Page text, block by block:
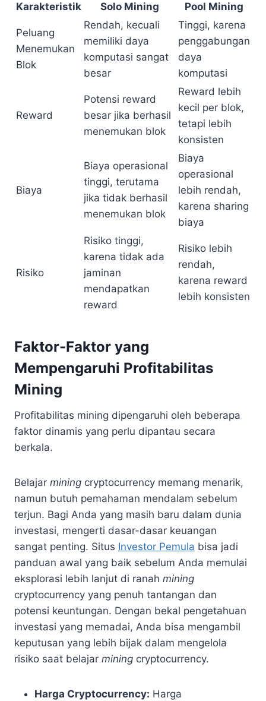
Karakteristik Solo Mining Pool Mining
Peluang
Menemukan
Blok
Rendah, kecuali
memiliki daya
komputasi sangat
besar
Tinggi, karena
penggabungan
daya
komputasi
Reward
Potensi reward
besar jika berhasil
menemukan blok
Reward lebih
kecil per blok,
tetapi lebih
konsisten
Biaya
Biaya operasional
tinggi, terutama
jika tidak berhasil
menemukan blok
Biaya
operasional
lebih rendah,
karena sharing
biaya
Risiko
Risiko tinggi,
karena tidak ada
jaminan
mendapatkan
reward
Risiko lebih
rendah,
karena reward
lebih konsisten
Faktor-Faktor yang
Mempengaruhi Profitabilitas
Mining
Profitabilitas mining dipengaruhi oleh beberapa
faktor dinamis yang perlu dipantau secara
berkala.
Belajar mining cryptocurrency memang menarik,
namun butuh pemahaman mendalam sebelum
terjun. Bagi Anda yang masih baru dalam dunia
investasi, mengerti dasar-dasar keuangan
sangat penting. Situs Investor Pemula bisa jadi
panduan awal yang baik sebelum Anda memulai
eksplorasi lebih lanjut di ranah mining
cryptocurrency yang penuh tantangan dan
potensi keuntungan. Dengan bekal pengetahuan
investasi yang memadai, Anda bisa mengambil
keputusan yang lebih bijak dalam mengelola
risiko saat belajar mining cryptocurrency.
Harga Cryptocurrency: Harga